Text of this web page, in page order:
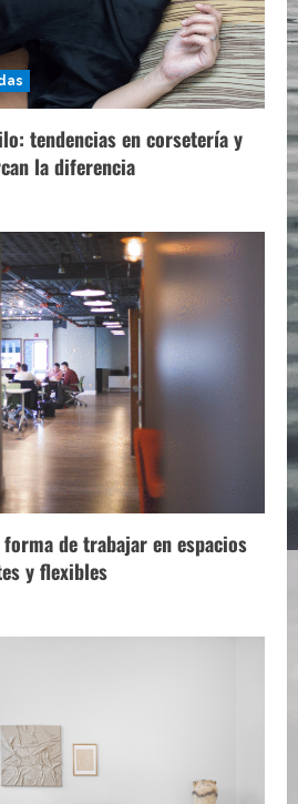
tendencias en corsetería y
la diferencia
de trabajar en espacios
y flexibles